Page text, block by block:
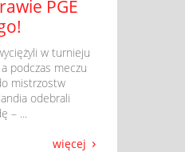
PGE
w turnieju
podczas meczu
mistrzostw
odebrali
– ...
więcej